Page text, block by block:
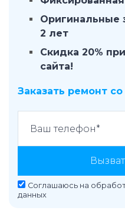
Оригинальные
2 лет
Скидка 20%
сайта!
Заказать ремонт
Соглашаюсь на
данных